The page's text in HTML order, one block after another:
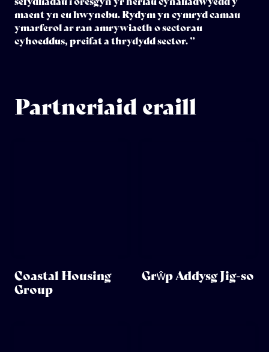
maent yn eu hwynebu. Rydym yn cymryd camau
ymarferol ar ran amrywiaeth o sectorau
cyhoeddus, preifat a thrydydd sector. ”
Partneriaid eraill
Coastal Housing
Group
Grŵp Addysg Jig-so